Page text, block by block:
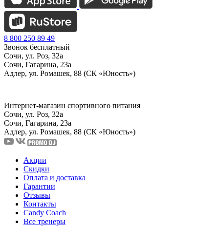
8 800 250 89 49
Звонок бесплатный
Сочи, ул. Роз, 32а
Сочи, Гагарина, 23а
Адлер, ул. Ромашек, 88 (СК «Юность»)
Интернет-магазин спортивного питания
Сочи, ул. Роз, 32а
Сочи, Гагарина, 23а
Адлер, ул. Ромашек, 88 (СК «Юность»)
Акции
Скидки
Оплата и доставка
Гарантии
Отзывы
Контакты
Candy Coach
Все тренеры